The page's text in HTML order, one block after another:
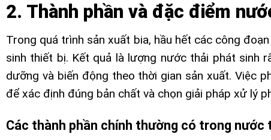
2. Thành phần và đặc điểm
Trong quá trình sản xuất bia, hầu hết các công
sinh thiết bị. Kết quả là lượng nước thải phát sinh
dưỡng và biến động theo thời gian sản xuất. Việc
để xác định đúng bản chất và chọn giải pháp xử lý
Các thành phần chính thường có trong nước